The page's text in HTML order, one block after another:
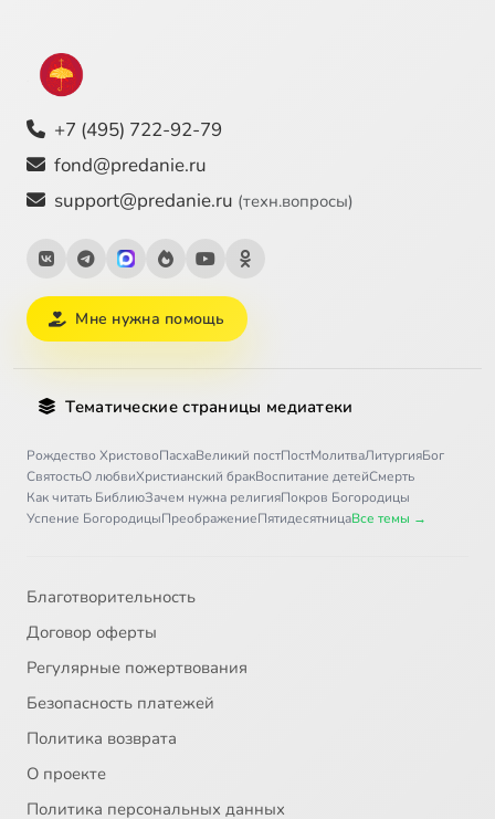
+7 (495) 722-92-79
fond@predanie.ru
support@predanie.ru (техн.вопросы)
Мне нужна помощь
Тематические страницы медиатеки
Рождество ХристовоПасхаВеликий постПостМолитваЛитургияБог
СвятостьО любвиХристианский бракВоспитание детейСмерть
Как читать БиблиюЗачем нужна религияПокров Богородицы
Успение БогородицыПреображениеПятидесятницаВсе темы →
Благотворительность
Договор оферты
Регулярные пожертвования
Безопасность платежей
Политика возврата
О проекте
Политика персональных данных